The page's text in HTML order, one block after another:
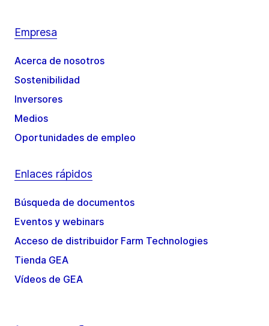
Empresa
Acerca de nosotros
Sostenibilidad
Inversores
Medios
Oportunidades de empleo
Enlaces rápidos
Búsqueda de documentos
Eventos y webinars
Acceso de distribuidor Farm Technologies
Tienda GEA
Vídeos de GEA